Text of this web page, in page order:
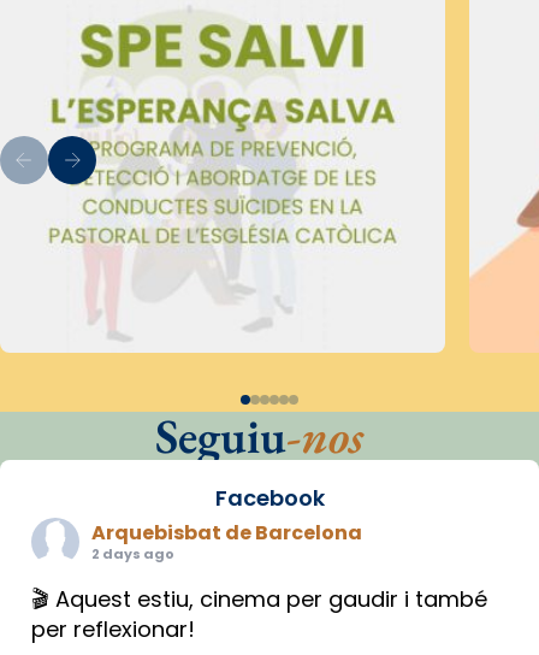
Seguiu-nos
Facebook
Arquebisbat de Barcelona
2 days ago
🎬 Aquest estiu, cinema per gaudir i també
per reflexionar!